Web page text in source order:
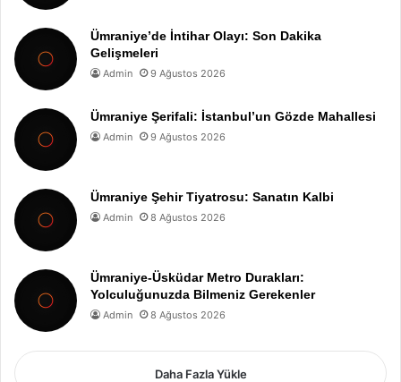
Ümraniye’de İntihar Olayı: Son Dakika
Gelişmeleri
Admin 9 Ağustos 2026
Ümraniye Şerifali: İstanbul’un Gözde Mahallesi
Admin 9 Ağustos 2026
Ümraniye Şehir Tiyatrosu: Sanatın Kalbi
Admin 8 Ağustos 2026
Ümraniye-Üsküdar Metro Durakları:
Yolculuğunuzda Bilmeniz Gerekenler
Admin 8 Ağustos 2026
Daha Fazla Yükle